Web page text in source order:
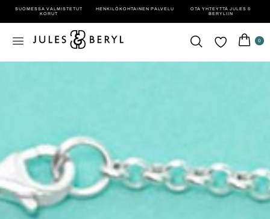
SUOMESSA VALMISTETUT
KORUT
HENKILÖ­KOHTAINEN PALVELU
OTA YHTEYTTÄ JULES &
BERYLIIN
0